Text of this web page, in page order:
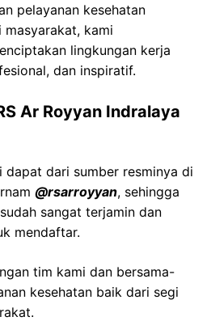
pelayanan kesehatan
kami
lingkungan kerja
dan inspiratif.
Ar Royyan Indralaya
dapat dari sumber resminya di
@rsarroyyan, sehingga
sangat terjamin dan
mendaftar.
tim kami dan bersama-
kesehatan baik dari segi